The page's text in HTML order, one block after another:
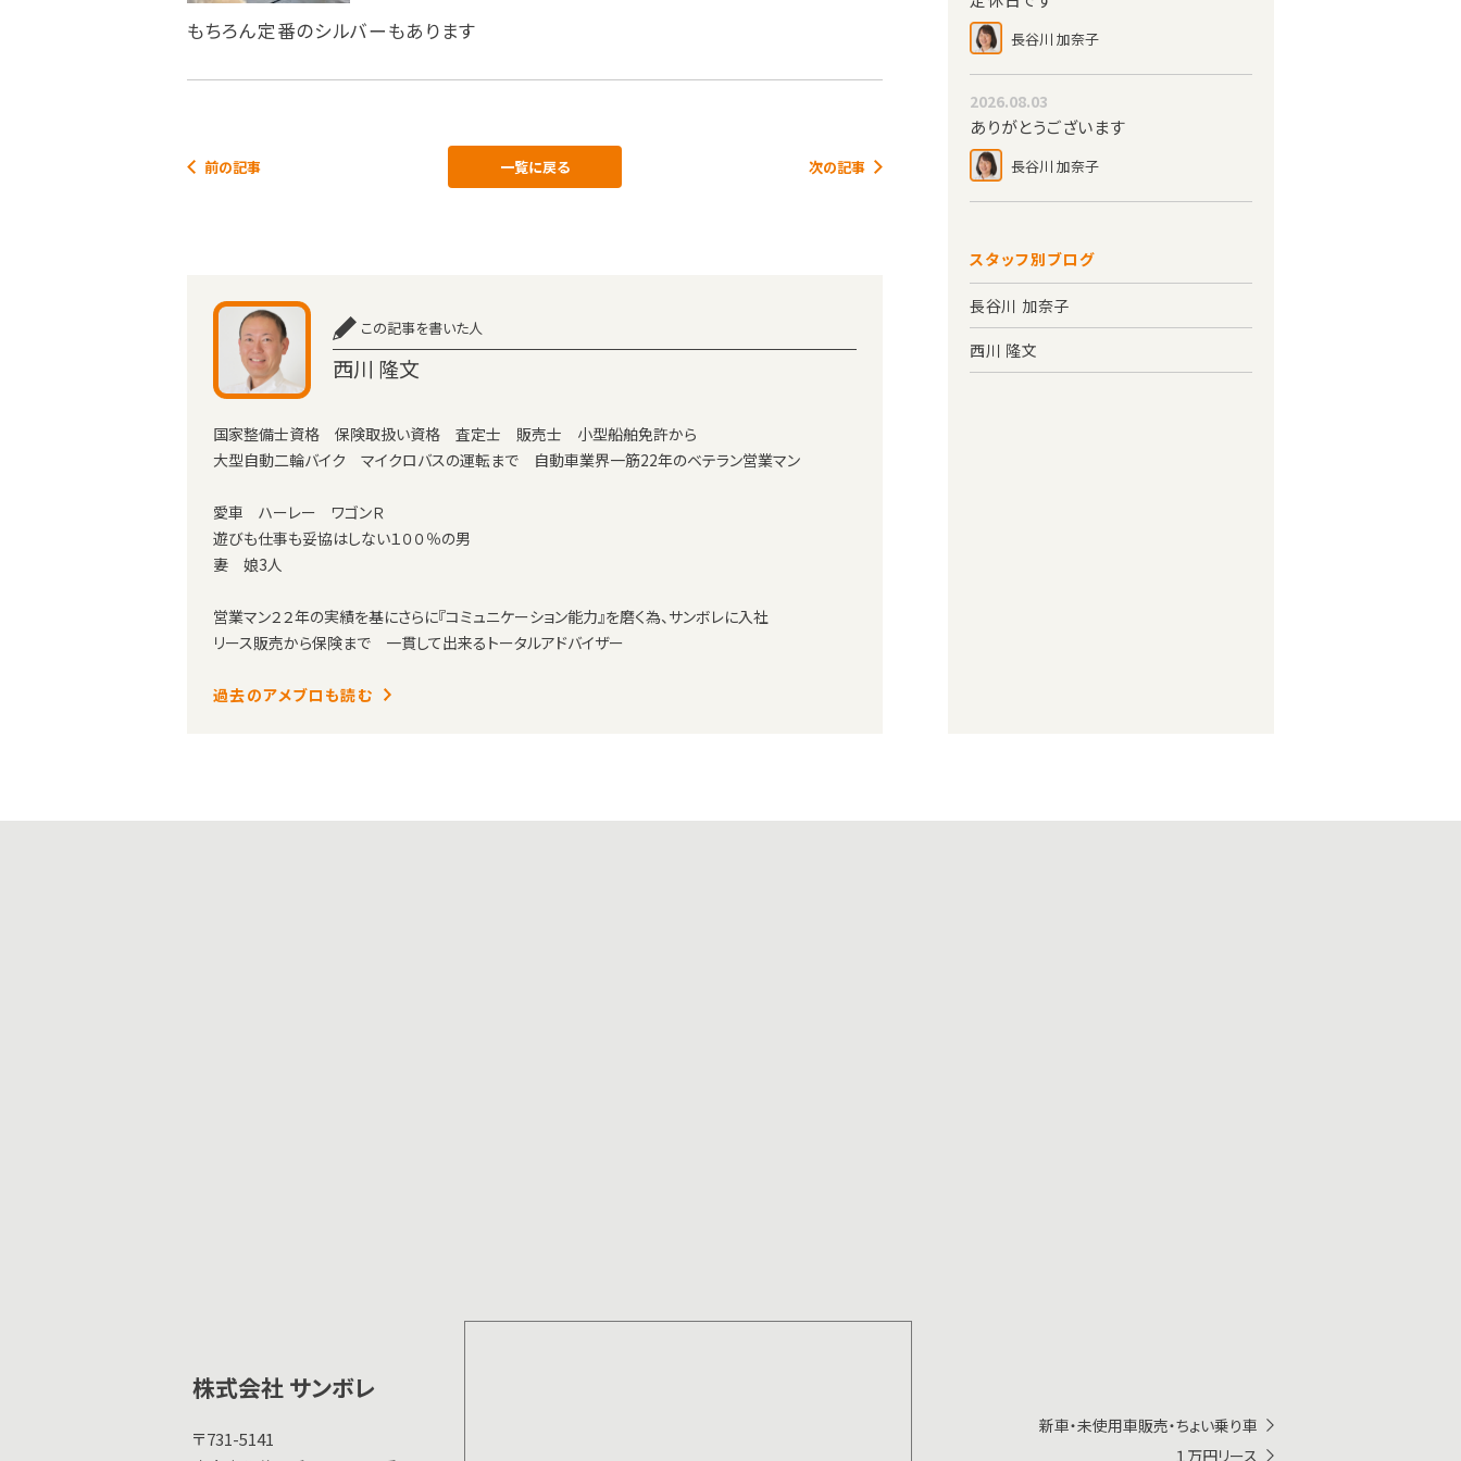
もちろん定番のシルバーもあります
前の記事 一覧に戻る 次の記事
この記事を書いた人
西川 隆文
国家整備士資格 保険取扱い資格 査定士 販売士 小型船舶免許から
大型自動二輪バイク マイクロバスの運転まで 自動車業界一筋22年のベテラン営業マン
愛車 ハーレー ワゴンＲ
遊びも仕事も妥協はしない１００％の男
妻 娘3人
営業マン２２年の実績を基にさらに『コミュニケーション能力』を磨く為、サンボレに入社
リース販売から保険まで 一貫して出来るトータルアドバイザー
過去のアメブロも読む
長谷川 加奈子
2026.08.03
ありがとうございます
長谷川 加奈子
スタッフ別ブログ
長谷川 加奈子
西川 隆文
株式会社 サンボレ
〒731-5141
新車・未使用車販売・ちょい乗り車
１万円リース